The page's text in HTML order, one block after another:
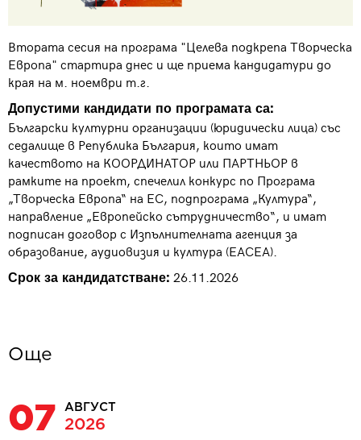
Втората сесия на програма "Целева подкрепа Творческа
Европа" стартира днес и ще приема кандидатури до
края на м. ноември т.г.
Допустими кандидати по програмата са:
Български културни организации (юридически лица) със
седалище в Република България, които имат
качеството на КООРДИНАТОР или ПАРТНЬОР в
рамките на проект, спечелил конкурс по Програма
„Творческа Европа“ на ЕС, подпрограма „Култура“,
направление „Европейско сътрудничество“, и имат
подписан договор с Изпълнителната агенция за
образование, аудиовизия и култура (ЕАСЕА).
Срок за кандидатстване: 26.11.2026
Oще
07 АВГУСТ
2026